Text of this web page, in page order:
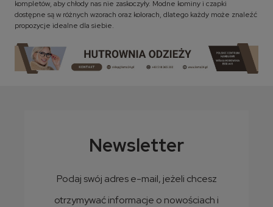
kompletów, aby chłody nas nie zaskoczyły. Modne kominy i czapki
dostępne są w różnych wzorach oraz kolorach, dlatego każdy może znaleźć
propozycje idealne dla siebie.
Newsletter
Podaj swój adres e-mail, jeżeli chcesz
otrzymywać informacje o nowościach i